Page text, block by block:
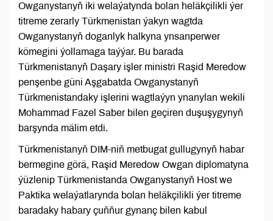
Owganystanyň iki welaýatynda bolan heläkçilikli ýer
titreme zerarly Türkmenistan ýakyn wagtda
Owganystanyň doganlyk halkyna ynsanperwer
kömegini ýollamaga taýýar. Bu barada
Türkmenistanyň Daşary işler ministri Raşid Meredow
penşenbe güni Aşgabatda Owganystanyň
Türkmenistandaky işlerini wagtlaýyn ynanylan wekili
Mohammad Fazel Saber bilen geçiren duşuşygynyň
barşynda mälim etdi.
Türkmenistanyň DIM-niň metbugat gullugynyň habar
bermegine görä, Raşid Meredow Owgan diplomatyna
ýüzlenip Türkmenistanda Owganystanyň Host we
Paktika welaýatlarynda bolan heläkçilikli ýer titreme
baradaky habary çuňňur gynanç bilen kabul